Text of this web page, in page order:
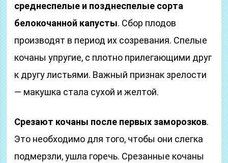
среднеспелые и позднеспелые сорта
белокочанной капусты. Сбор плодов
производят в период их созревания. Спелые
кочаны упругие, с плотно прилегающими друг
к другу листьями. Важный признак зрелости
— макушка стала сухой и желтой.
Срезают кочаны после первых заморозков.
Это необходимо для того, чтобы они слегка
подмерзли, ушла горечь. Срезанные кочаны